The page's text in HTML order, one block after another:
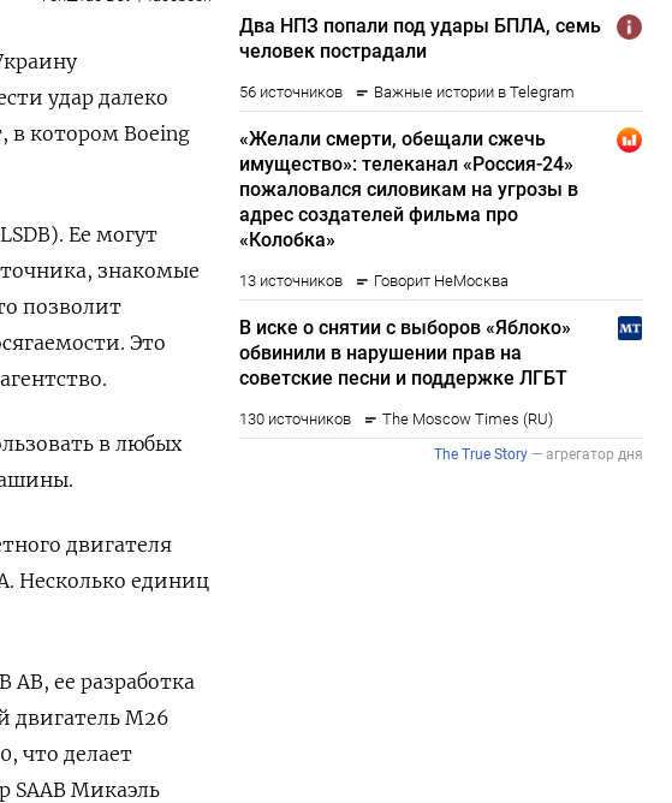
удар далеко
в котором Boeing
Ее могут
знакомые
позволит
Это
в любых
двигателя
Несколько единиц
ее разработка
двигатель M26
что делает
SAAB Микаэль